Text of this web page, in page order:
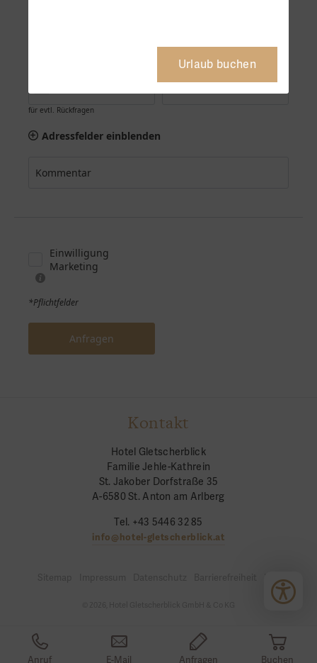
Urlaub buchen
Kontakt
Hotel Gletscherblick
Familie Jehle-Kathrein
St. Jakober Dorfstraße 35
A-6580 St. Anton am Arlberg
Tel. +43 5446 32 85
info@hotel-gletscherblick.at
Login
Anruf E-Mail Anfragen Buchen